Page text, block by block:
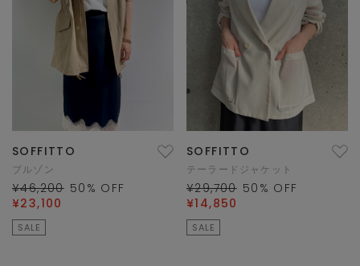
SOFFITTO
ブルゾン
¥46,200 50 % OFF
¥23,100
SALE
SOFFITTO
テーラードジャケット
¥29,700 50 % OFF
¥14,850
SALE